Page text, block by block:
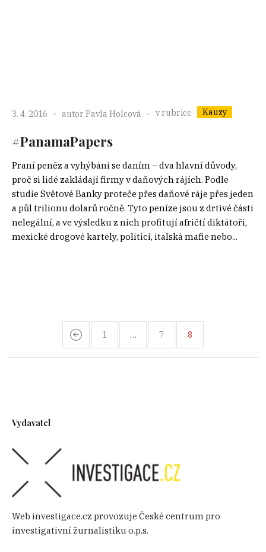
3. 4. 2016 autor Pavla Holcová v rubrice Kauzy
#PanamaPapers
Praní peněz a vyhýbání se daním – dva hlavní důvody,
proč si lidé zakládají firmy v daňových rájích. Podle
studie Světové Banky proteče přes daňové ráje přes jeden
a půl trilionu dolarů ročně. Tyto peníze jsou z drtivé části
nelegální, a ve výsledku z nich profitují afričtí diktátoři,
mexické drogové kartely, politici, italská mafie nebo...
1 … 7 8
Vydavatel
Web investigace.cz provozuje České centrum pro
investigativní žurnalistiku o.p.s.